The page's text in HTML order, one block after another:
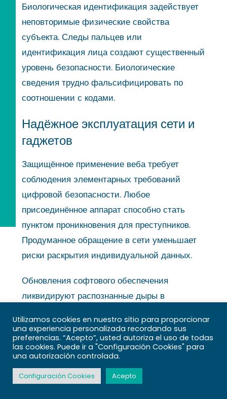
Биологическая идентификация задействует
неповторимые физические свойства
субъекта. Следы пальцев или
идентификация лица создают существенный
уровень безопасности. Биологические
сведения трудно фальсифицировать по
соотношении с кодами.
Надёжное эксплуатация сети и
гаджетов
Защищённое применение веба требует
соблюдения элементарных требований
цифровой безопасности. Любое
присоединённое аппарат способно стать
пунктом проникновения для преступников.
Продуманное обращение в сети уменьшает
риски раскрытия индивидуальной данных.
Обновления софтового обеспечения
ликвидируют распознанные дыры в
Изготовители регулярно издают исправления
защищённости для ликвидации
распознанных слабостей. Устаревшее
программное обеспечение становится
удобной целью.
Utilizamos cookies en nuestro sitio para proporcionar
una experiencia personalizada recordando sus
preferencias. “Acepto”, usted autoriza el uso de todas
las cookies. Puede ir a "Configuración Cookies" para
una autorización controlada.
Configuración Cookies Acepto